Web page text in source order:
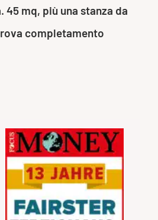
45 mq, più una stanza da
completamento